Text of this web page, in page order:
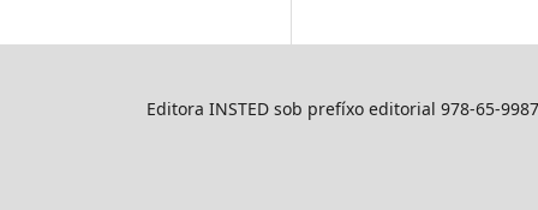
Editora INSTED sob prefíxo editorial 978-65-